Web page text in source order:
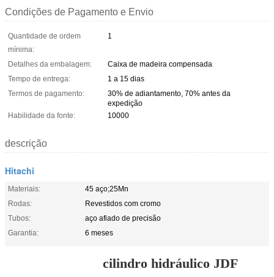
Condições de Pagamento e Envio
Quantidade de ordem
mínima:
1
Detalhes da embalagem:
Caixa de madeira compensada
Tempo de entrega:
1 a 15 dias
Termos de pagamento:
30% de adiantamento, 70% antes da
expedição
Habilidade da fonte:
10000
descrição
Hitachi
Materiais:
45 aço;25Mn
Rodas:
Revestidos com cromo
Tubos:
aço afiado de precisão
Garantia:
6 meses
cilindro hidráulico JDF